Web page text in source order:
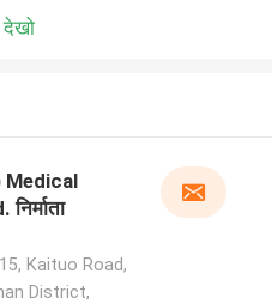
Medical
Kaituo Road,
District,